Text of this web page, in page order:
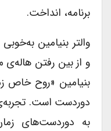
برنامه، انداخت.
والتر بنیامین
و از بین رفتن هاله‌ی
بنیامین «روح خاص
دوردست است. تجربه‌ی
به دوردست‌های